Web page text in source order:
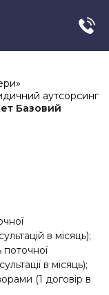
аутсорсинг
Базовий
в місяць);
поточної
в місяць);
(1 договір в